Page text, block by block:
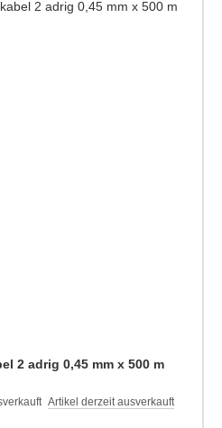
2 adrig 0,45 mm x 500 m
Artikel derzeit ausverkauft